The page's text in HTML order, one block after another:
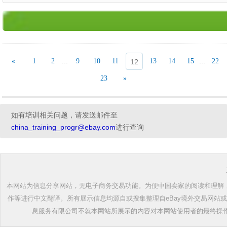
« 1 2 9 10 11 12 13 14 15 22
23 »
如有培训相关问题，请发送邮件至
china_training_progr@ebay.com进行查询
本网站为信息分享网站，无电子商务交易功能。为便中国卖家的阅读和理
作等进行中文翻译。所有展示信息均源自或搜集整理自eBay境外交易网站
息服务有限公司不就本网站所展示的内容对本网站使用者的最终